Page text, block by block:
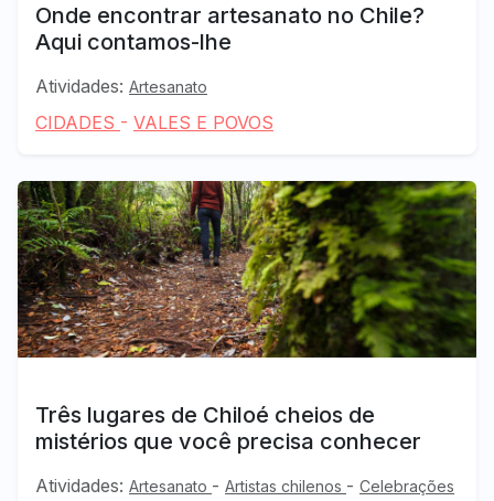
Onde encontrar artesanato no Chile?
Aqui contamos-lhe
Atividades: Artesanato
CIDADES - VALES E POVOS
Três lugares de Chiloé cheios de
mistérios que você precisa conhecer
Atividades: Artesanato - Artistas chilenos - Celebrações